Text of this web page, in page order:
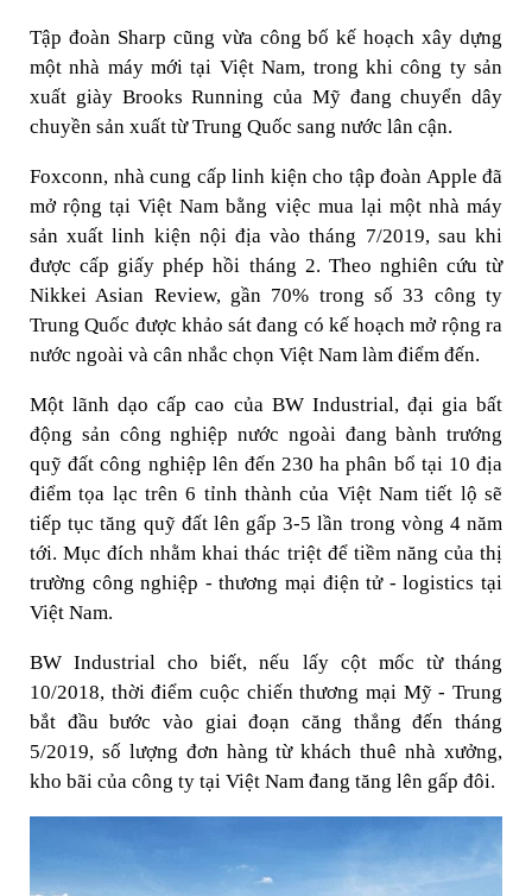
Tập đoàn Sharp cũng vừa công bố kế hoạch xây dựng
một nhà máy mới tại Việt Nam, trong khi công ty sản
xuất giày Brooks Running của Mỹ đang chuyển dây
chuyền sản xuất từ Trung Quốc sang nước lân cận.
Foxconn, nhà cung cấp linh kiện cho tập đoàn Apple đã
mở rộng tại Việt Nam bằng việc mua lại một nhà máy
sản xuất linh kiện nội địa vào tháng 7/2019, sau khi
được cấp giấy phép hồi tháng 2. Theo nghiên cứu từ
Nikkei Asian Review, gần 70% trong số 33 công ty
Trung Quốc được khảo sát đang có kế hoạch mở rộng ra
nước ngoài và cân nhắc chọn Việt Nam làm điểm đến.
Một lãnh dạo cấp cao của BW Industrial, đại gia bất
động sản công nghiệp nước ngoài đang bành trướng
quỹ đất công nghiệp lên đến 230 ha phân bổ tại 10 địa
điểm tọa lạc trên 6 tỉnh thành của Việt Nam tiết lộ sẽ
tiếp tục tăng quỹ đất lên gấp 3-5 lần trong vòng 4 năm
tới. Mục đích nhằm khai thác triệt để tiềm năng của thị
trường công nghiệp - thương mại điện tử - logistics tại
Việt Nam.
BW Industrial cho biết, nếu lấy cột mốc từ tháng
10/2018, thời điểm cuộc chiến thương mại Mỹ - Trung
bắt đầu bước vào giai đoạn căng thẳng đến tháng
5/2019, số lượng đơn hàng từ khách thuê nhà xưởng,
kho bãi của công ty tại Việt Nam đang tăng lên gấp đôi.